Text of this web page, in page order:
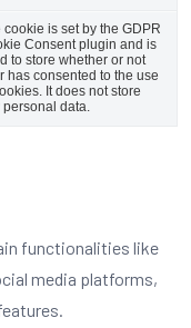
cookie is set by the GDPR
Consent plugin and is
to store whether or not
has consented to the use
It does not store
personal data.
functionalities like
media platforms,